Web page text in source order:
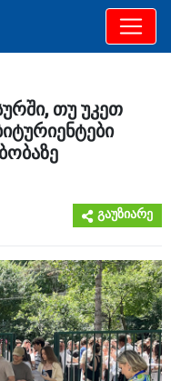
თუ უკეთ
გაუზიარე